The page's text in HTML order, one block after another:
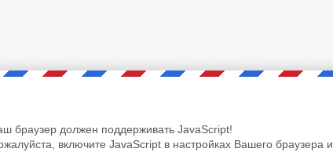
браузер должен поддерживать JavaScript!
включите JavaScript в настройках Вашего браузера и